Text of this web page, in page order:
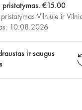
pristatymas. €15.00
Vilniuje ir
10.08.2026
ir saugus